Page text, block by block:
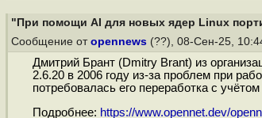
"При помощи AI для новых ядер Linux
Сообщение от opennews (??), 08-Сен-25,
Дмитрий Брант (Dmitry Brant) из
2.6.20 в 2006 году из-за проблем при
потребовалась его переработка с
Подробнее: https://www.opennet.dev/